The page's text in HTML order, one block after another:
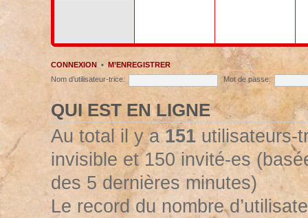
CONNEXION• M’ENREGISTRER
Nom d’utilisateur-trice:
Mot de passe:
QUI EST EN LIGNE
Au total il y a151utilisateurs-
invisible et 150 invité-es
des 5 dernières minutes)
Le record du nombre